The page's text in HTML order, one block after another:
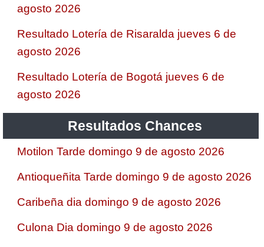
agosto 2026
Resultado Lotería de Risaralda jueves 6 de
agosto 2026
Resultado Lotería de Bogotá jueves 6 de
agosto 2026
Resultados Chances
Motilon Tarde domingo 9 de agosto 2026
Antioqueñita Tarde domingo 9 de agosto 2026
Caribeña dia domingo 9 de agosto 2026
Culona Dia domingo 9 de agosto 2026